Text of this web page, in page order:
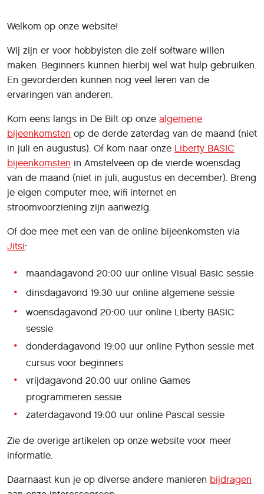
Welkom op onze website!
Wij zijn er voor hobbyisten die zelf software willen
maken. Beginners kunnen hierbij wel wat hulp gebruiken.
En gevorderden kunnen nog veel leren van de
ervaringen van anderen.
Kom eens langs in De Bilt op onze algemene
bijeenkomsten op de derde zaterdag van de maand (niet
in juli en augustus). Of kom naar onze Liberty BASIC
bijeenkomsten in Amstelveen op de vierde woensdag
van de maand (niet in juli, augustus en december). Breng
je eigen computer mee, wifi internet en
stroomvoorziening zijn aanwezig.
Of doe mee met een van de online bijeenkomsten via
Jitsi:
maandagavond 20:00 uur online Visual Basic sessie
dinsdagavond 19:30 uur online algemene sessie
woensdagavond 20:00 uur online Liberty BASIC
sessie
donderdagavond 19:00 uur online Python sessie met
cursus voor beginners
vrijdagavond 20:00 uur online Games
programmeren sessie
zaterdagavond 19:00 uur online Pascal sessie
Zie de overige artikelen op onze website voor meer
informatie.
Daarnaast kun je op diverse andere manieren bijdragen